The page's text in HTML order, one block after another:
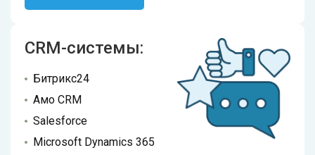
CRM-системы:
Битрикс24
Амо CRM
Salesforce
Microsoft Dynamics 365